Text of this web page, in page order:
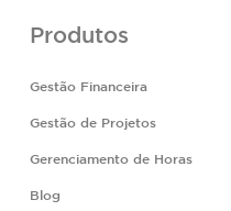
Produtos
Gestão Financeira
Gestão de Projetos
Gerenciamento de Horas
Blog